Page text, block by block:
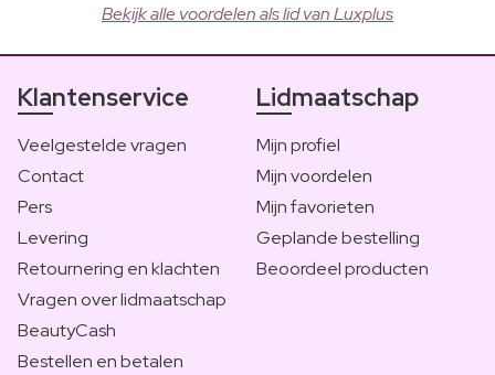
Bekijk alle voordelen als lid van Luxplus
Klantenservice
Veelgestelde vragen
Contact
Pers
Levering
Retournering en klachten
Vragen over lidmaatschap
BeautyCash
Bestellen en betalen
Lidmaatschap
Mijn profiel
Mijn voordelen
Mijn favorieten
Geplande bestelling
Beoordeel producten